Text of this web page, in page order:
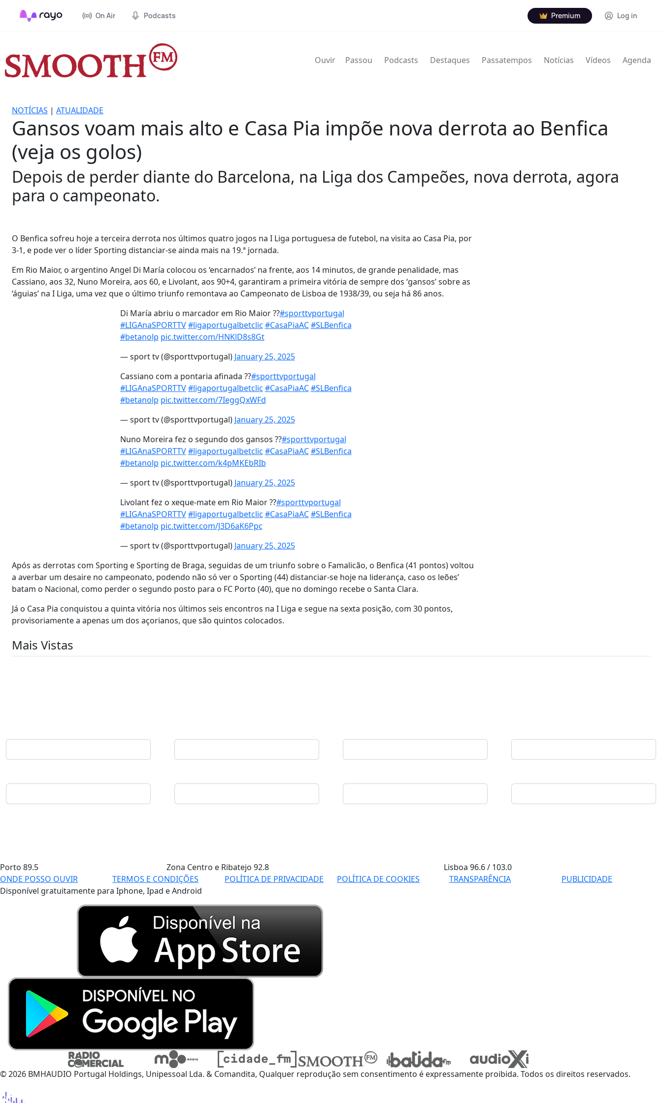
On Air Podcasts Premium Log in
Ouvir Passou Podcasts Destaques Passatempos Notícias Vídeos Agenda
NOTÍCIAS | ATUALIDADE
Gansos voam mais alto e Casa Pia impõe nova derrota ao Benfica
(veja os golos)
Depois de perder diante do Barcelona, na Liga dos Campeões, nova derrota, agora
para o campeonato.
O Benfica sofreu hoje a terceira derrota nos últimos quatro jogos na I Liga portuguesa de futebol, na visita ao Casa Pia, por
3-1, e pode ver o líder Sporting distanciar-se ainda mais na 19.ª jornada.
Em Rio Maior, o argentino Angel Di María colocou os ‘encarnados’ na frente, aos 14 minutos, de grande penalidade, mas
Cassiano, aos 32, Nuno Moreira, aos 60, e Livolant, aos 90+4, garantiram a primeira vitória de sempre dos ‘gansos’ sobre as
‘águias’ na I Liga, uma vez que o último triunfo remontava ao Campeonato de Lisboa de 1938/39, ou seja há 86 anos.
Di María abriu o marcador em Rio Maior ??#sporttvportugal
#LIGAnaSPORTTV #ligaportugalbetclic #CasaPiaAC #SLBenfica
#betanolp pic.twitter.com/HNKlD8s8Gt
— sport tv (@sporttvportugal) January 25, 2025
Cassiano com a pontaria afinada ??#sporttvportugal
#LIGAnaSPORTTV #ligaportugalbetclic #CasaPiaAC #SLBenfica
#betanolp pic.twitter.com/7IeggQxWFd
— sport tv (@sporttvportugal) January 25, 2025
Nuno Moreira fez o segundo dos gansos ??#sporttvportugal
#LIGAnaSPORTTV #ligaportugalbetclic #CasaPiaAC #SLBenfica
#betanolp pic.twitter.com/k4pMKEbRIb
— sport tv (@sporttvportugal) January 25, 2025
Livolant fez o xeque-mate em Rio Maior ??#sporttvportugal
#LIGAnaSPORTTV #ligaportugalbetclic #CasaPiaAC #SLBenfica
#betanolp pic.twitter.com/J3D6aK6Ppc
— sport tv (@sporttvportugal) January 25, 2025
Após as derrotas com Sporting e Sporting de Braga, seguidas de um triunfo sobre o Famalicão, o Benfica (41 pontos) voltou
a averbar um desaire no campeonato, podendo não só ver o Sporting (44) distanciar-se hoje na liderança, caso os leões’
batam o Nacional, como perder o segundo posto para o FC Porto (40), que no domingo recebe o Santa Clara.
Já o Casa Pia conquistou a quinta vitória nos últimos seis encontros na I Liga e segue na sexta posição, com 30 pontos,
provisoriamente a apenas um dos açorianos, que são quintos colocados.
Mais Vistas
Porto 89.5 Zona Centro e Ribatejo 92.8 Lisboa96.6 / 103.0
ONDE POSSO OUVIR
TERMOS E CONDIÇÕES POLÍTICA DE PRIVACIDADE POLÍTICA DE COOKIES TRANSPARÊNCIA
PUBLICIDADE
Disponível gratuitamente para Iphone, Ipad e Android
© 2026 BMHAUDIO Portugal Holdings, Unipessoal Lda. & Comandita, Qualquer reprodução sem consentimento é expressamente proibida. Todos os direitos reservados.